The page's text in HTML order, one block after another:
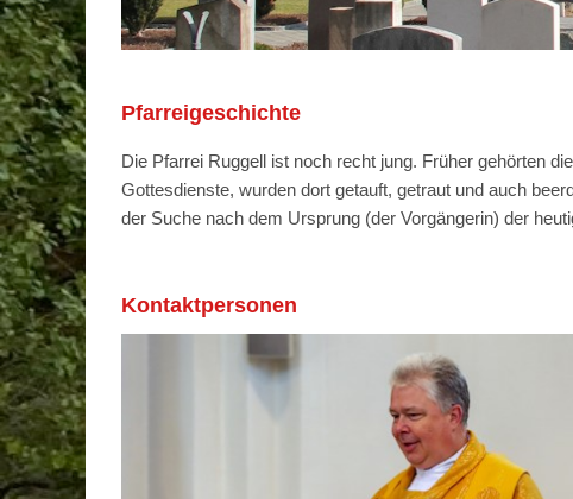
Pfarreigeschichte
Die Pfarrei Ruggell ist noch recht jung. Früher gehörten
Gottesdienste, wurden dort getauft, getraut und auch
der Suche nach dem Ursprung (der Vorgängerin) der
Kontaktpersonen